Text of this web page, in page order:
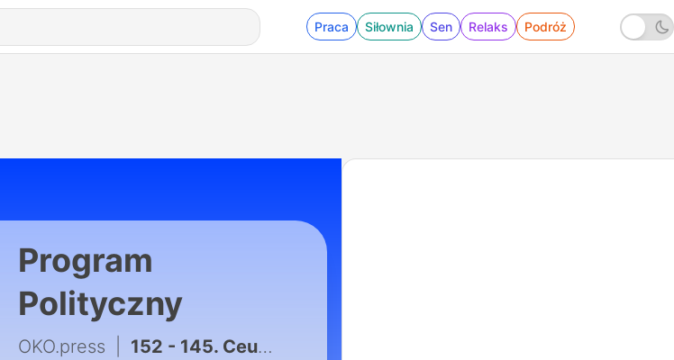
Praca Siłownia Sen Relaks Podróż
Program
Polityczny
OKO.press 152 - 145. Ceuta. Czego nie wiecie o kryzysie na granicy